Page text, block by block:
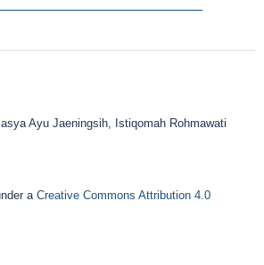
Ayu Jaeningsih, Istiqomah Rohmawati
a Creative Commons Attribution 4.0